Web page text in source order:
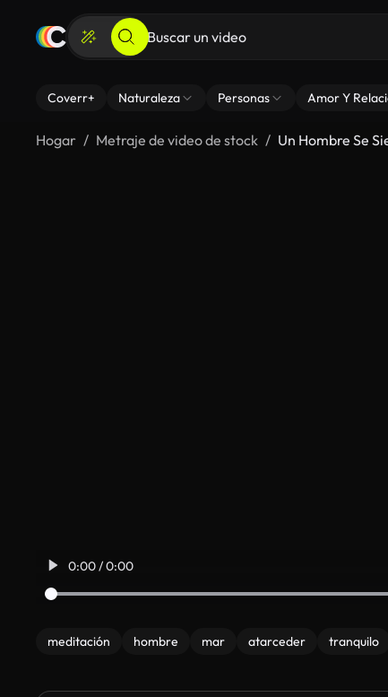
Coverr+ Naturaleza Personas Amor Y
Hogar Metraje de video de stock Un Hombre Se
0:00 / 0:00
meditación hombre mar atarceder tranquilo